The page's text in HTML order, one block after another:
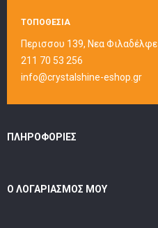
ΤΟΠΟΘΕΣΙΑ
Περισσου 139, Νεα
211 70 53 256
info@crystalshine-eshop.gr
ΠΛΗΡΟΦΟΡΊΕΣ
Ο ΛΟΓΑΡΙΑΣΜΌΣ ΜΟΥ